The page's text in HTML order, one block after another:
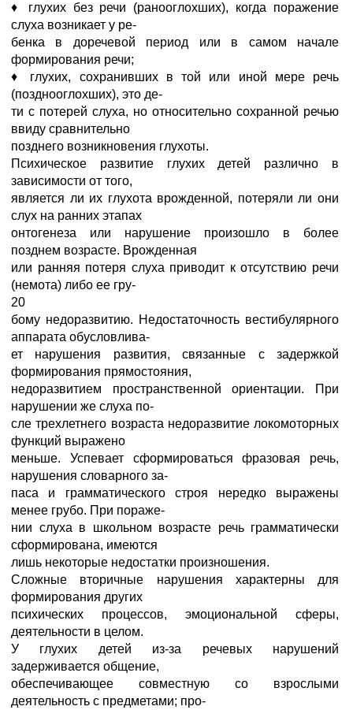
♦ глухих без речи (ранооглохших), когда поражение
слуха возникает у ре-
бенка в доречевой период или в самом начале
формирования речи;
♦ глухих, сохранивших в той или иной мере речь
(позднооглохших), это де-
ти с потерей слуха, но относительно сохранной речью
ввиду сравнительно
позднего возникновения глухоты.
Психическое развитие глухих детей различно в
зависимости от того,
является ли их глухота врожденной, потеряли ли они
слух на ранних этапах
онтогенеза или нарушение произошло в более
позднем возрасте. Врожденная
или ранняя потеря слуха приводит к отсутствию речи
(немота) либо ее гру-
20
бому недоразвитию. Недостаточность вестибулярного
аппарата обусловлива-
ет нарушения развития, связанные с задержкой
формирования прямостояния,
недоразвитием пространственной ориентации. При
нарушении же слуха по-
сле трехлетнего возраста недоразвитие локомоторных
функций выражено
меньше. Успевает сформироваться фразовая речь,
нарушения словарного за-
паса и грамматического строя нередко выражены
менее грубо. При пораже-
нии слуха в школьном возрасте речь грамматически
сформирована, имеются
лишь некоторые недостатки произношения.
Сложные вторичные нарушения характерны для
формирования других
психических процессов, эмоциональной сферы,
деятельности в целом.
У глухих детей из-за речевых нарушений
задерживается общение,
обеспечивающее совместную со взрослыми
деятельность с предметами; про-